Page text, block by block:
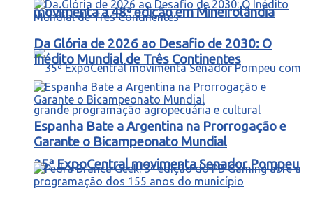
movimenta a 48ª edição em Mineirolândia
35ª ExpoCentral movimenta Senador Pompeu
Da Glória de 2026 ao Desafio de 2030: O
Inédito Mundial de Três Continentes
Espanha Bate a Argentina na Prorrogação e
Garante o Bicampeonato Mundial